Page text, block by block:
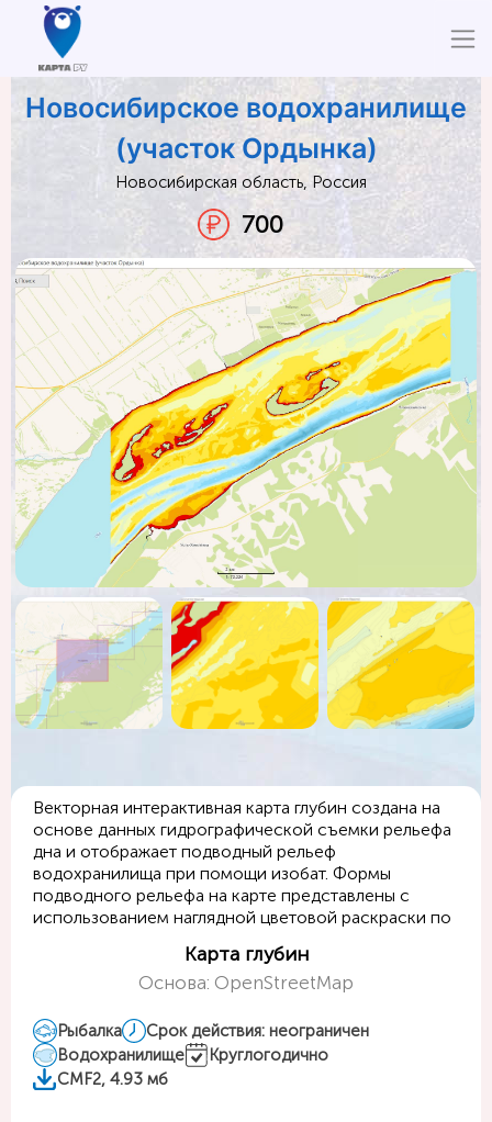
Новосибирское водохранилище
(участок Ордынка)
Новосибирская область, Россия
700
Векторная интерактивная карта глубин создана на
основе данных гидрографической съемки рельефа
дна и отображает подводный рельеф
водохранилища при помощи изобат. Формы
подводного рельефа на карте представлены с
использованием наглядной цветовой раскраски по
Карта глубин
Основа: OpenStreetMap
Рыбалка
Срок действия: неограничен
Водохранилище
Круглогодично
CMF2, 4.93 мб